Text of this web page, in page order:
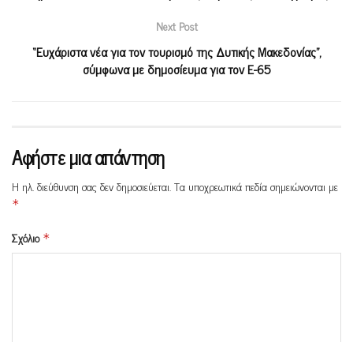
Next Post
“Ευχάριστα νέα για τον τουρισμό της Δυτικής Μακεδονίας”,
σύμφωνα με δημοσίευμα για τον Ε-65
Αφήστε μια απάντηση
Η ηλ. διεύθυνση σας δεν δημοσιεύεται.Τα υποχρεωτικά πεδία σημειώνονται με
*
Σχόλιο *